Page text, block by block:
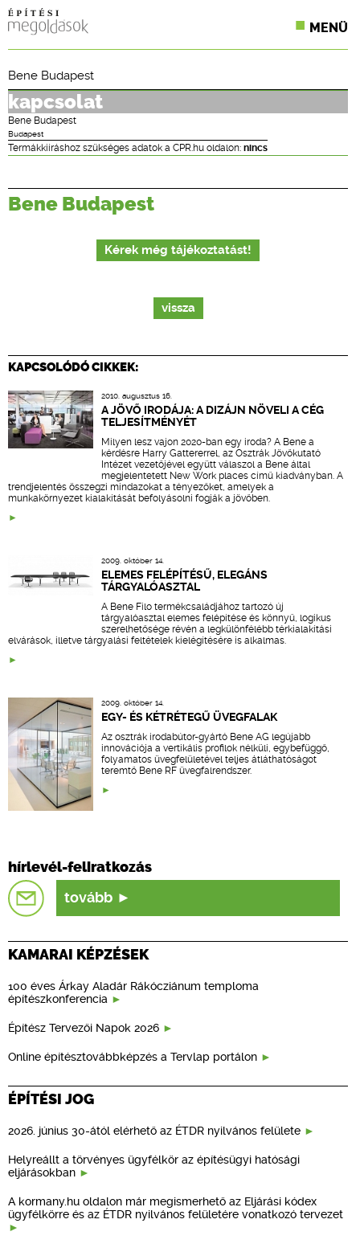
MENÜ
ONLINE KÉPZÉSEK
TERVEZÉSI SEGÉDLETEK
Bene Budapest
kapcsolat
Bene Budapest
Budapest
Termákkiíráshoz szükséges adatok a CPR.hu oldalon: nincs
Bene Budapest
Kérek még tájékoztatást!
vissza
KAPCSOLÓDÓ CIKKEK:
2010. augusztus 16.
A JÖVŐ IRODÁJA: A DIZÁJN NÖVELI A CÉG
TELJESÍTMÉNYÉT
Milyen lesz vajon 2020-ban egy iroda? A Bene a
kérdésre Harry Gattererrel, az Osztrák Jövőkutató
Intézet vezetőjével együtt válaszol a Bene által
megjelentetett New Work places című kiadványban. A
trendjelentés összegzi mindazokat a tényezőket, amelyek a
munkakörnyezet kialakítását befolyásolni fogják a jövőben.
2009. október 14.
ELEMES FELÉPÍTÉSŰ, ELEGÁNS
TÁRGYALÓASZTAL
A Bene Filo termékcsaládjához tartozó új
tárgyalóasztal elemes felépítése és könnyű, logikus
szerelhetősége révén a legkülönfélébb térkialakítási
elvárások, illetve tárgyalási feltételek kielégítésére is alkalmas.
2009. október 14.
EGY- ÉS KÉTRÉTEGŰ ÜVEGFALAK
Az osztrák irodabútor-gyártó Bene AG legújabb
innovációja a vertikális profilok nélküli, egybefüggő,
folyamatos üvegfelületével teljes átláthatóságot
teremtő Bene RF üvegfalrendszer.
hírlevél-feliratkozás
tovább
KAMARAI KÉPZÉSEK
100 éves Árkay Aladár Rákócziánum temploma
építészkonferencia
Építész Tervezői Napok 2026
Online építésztovábbképzés a Tervlap portálon
ÉPÍTÉSI JOG
2026. június 30-ától elérhető az ÉTDR nyilvános felülete
Helyreállt a törvényes ügyfélkör az építésügyi hatósági
eljárásokban
A kormany.hu oldalon már megismerhető az Eljárási kódex
ügyfélkörre és az ÉTDR nyilvános felületére vonatkozó tervezet